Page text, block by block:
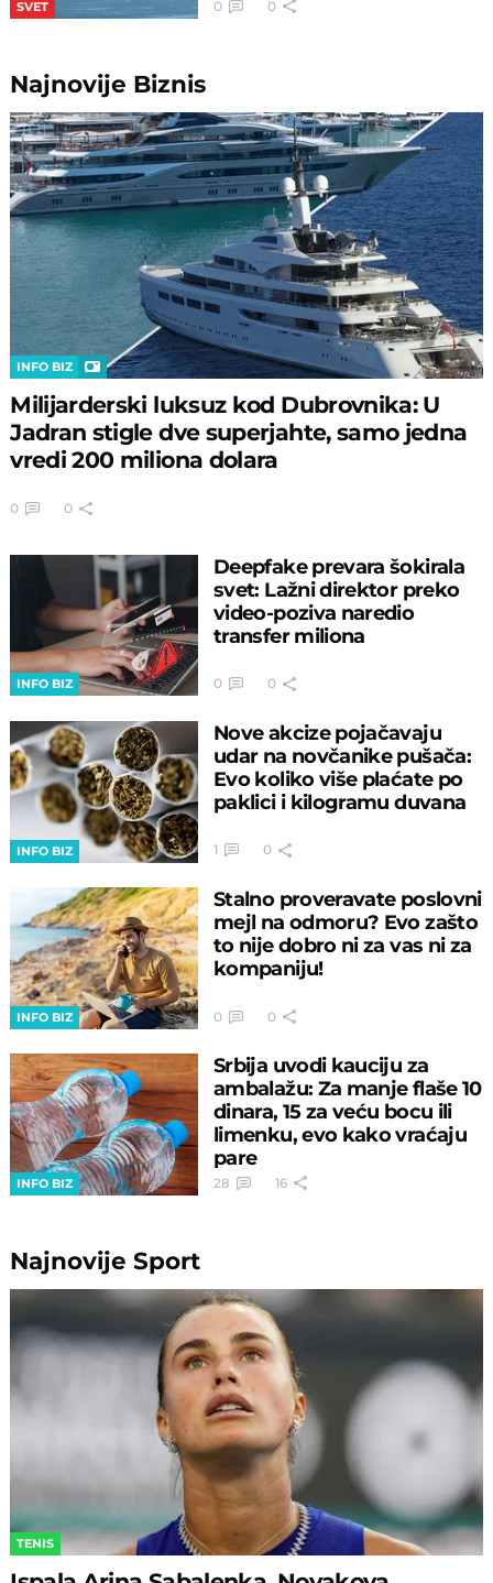
SVET 0 0
Najnovije Biznis
INFO BIZ
Milijarderski luksuz kod Dubrovnika: U
Jadran stigle dve superjahte, samo jedna
vredi 200 miliona dolara
0 0
INFO BIZ
Deepfake prevara šokirala
svet: Lažni direktor preko
video-poziva naredio
transfer miliona
0 0
INFO BIZ
Nove akcize pojačavaju
udar na novčanike pušača:
Evo koliko više plaćate po
paklici i kilogramu duvana
1 0
INFO BIZ
Stalno proveravate poslovni
mejl na odmoru? Evo zašto
to nije dobro ni za vas ni za
kompaniju!
0 0
INFO BIZ
Srbija uvodi kauciju za
ambalažu: Za manje flaše 10
dinara, 15 za veću bocu ili
limenku, evo kako vraćaju
pare
28 16
NajnovijeSport
TENIS